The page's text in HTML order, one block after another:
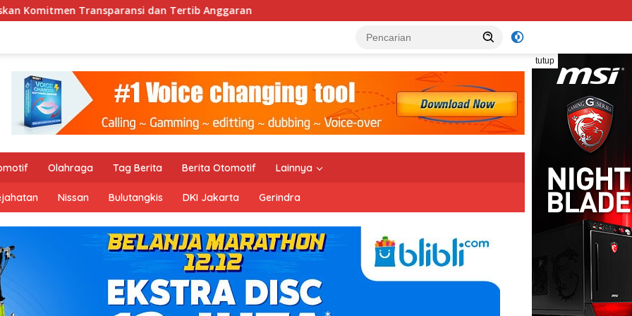
Tertib Anggaran
tutup
Olahraga Tag Berita Berita Otomotif Lainnya
Nissan Bulutangkis DKI Jakarta Gerindra